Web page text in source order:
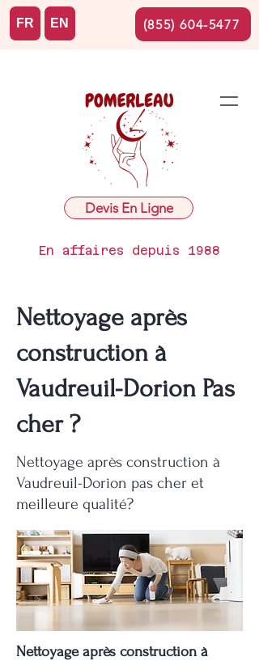
Devis En Ligne
En affaires depuis 1988
FR EN (855) 604-5477
Nettoyage après
construction à
Vaudreuil-Dorion Pas
cher ?
Nettoyage après construction à
Vaudreuil-Dorion pas cher et
meilleure qualité?
Nettoyage après construction à